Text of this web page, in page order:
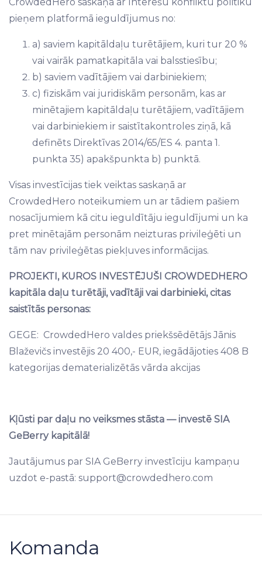
pieņem platformā ieguldījumus no:
a) saviem kapitāldaļu turētājiem, kuri tur 20 %
vai vairāk pamatkapitāla vai balsstiesību;
b) saviem vadītājiem vai darbiniekiem;
c) fiziskām vai juridiskām personām, kas ar
minētajiem kapitāldaļu turētājiem, vadītājiem
vai darbiniekiem ir saistītakontroles ziņā, kā
definēts Direktīvas 2014/65/ES 4. panta 1.
punkta 35) apakšpunkta b) punktā.
Visas investīcijas tiek veiktas saskaņā ar
CrowdedHero noteikumiem un ar tādiem pašiem
nosacījumiem kā citu ieguldītāju ieguldījumi un ka
pret minētajām personām neizturas privileģēti un
tām nav privileģētas piekļuves informācijas.
PROJEKTI, KUROS INVESTĒJUŠI CROWDEDHERO
kapitāla daļu turētāji, vadītāji vai darbinieki, citas
saistītās personas:
GEGE: CrowdedHero valdes priekšsēdētājs Jānis
Blaževičs investējis 20 400,- EUR, iegādājoties 408 B
kategorijas dematerializētās vārda akcijas
Kļūsti par daļu no veiksmes stāsta — investē SIA
GeBerry kapitālā!
Jautājumus par SIA GeBerry investīciju kampaņu
uzdot e-pastā: support@crowdedhero.com
Komanda